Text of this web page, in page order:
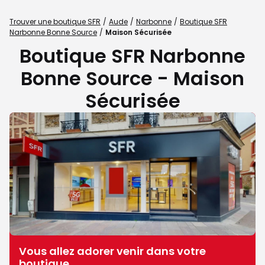
Trouver une boutique SFR Aude Narbonne
Boutique SFR
Narbonne Bonne Source
Maison Sécurisée
Boutique SFR Narbonne
Bonne Source - Maison
Sécurisée
Vous allez adorer venir dans votre